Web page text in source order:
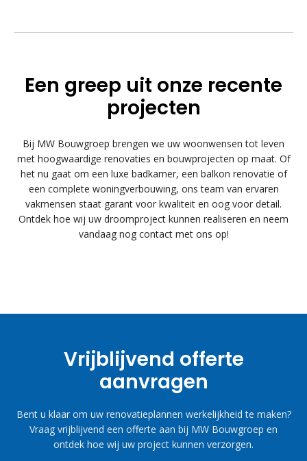
Een greep uit onze recente
projecten
Bij MW Bouwgroep brengen we uw woonwensen tot leven
met hoogwaardige renovaties en bouwprojecten op maat. Of
het nu gaat om een luxe badkamer, een balkon renovatie of
een complete woningverbouwing, ons team van ervaren
vakmensen staat garant voor kwaliteit en oog voor detail.
Ontdek hoe wij uw droomproject kunnen realiseren en neem
vandaag nog contact met ons op!
Vrijblijvend offerte
aanvragen
Bent u klaar om uw renovatieplannen werkelijkheid te maken?
Vraag vrijblijvend een offerte aan bij MW Bouwgroep en
ontdek hoe wij uw project kunnen verzorgen.